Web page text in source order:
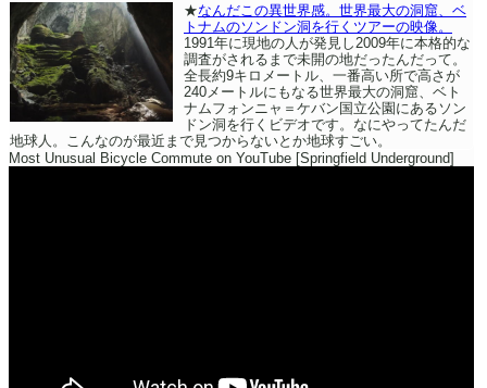
★なんだこの異世界感。世界最大の洞窟、ベ
トナムのソンドン洞を行くツアーの映像。
1991年に現地の人が発見し2009年に本格的な
調査がされるまで未開の地だったんだって。
全長約9キロメートル、一番高い所で高さが
240メートルにもなる世界最大の洞窟、ベト
ナムフォンニャ＝ケバン国立公園にあるソン
ドン洞を行くビデオです。なにやってたんだ
地球人。こんなのが最近まで見つからないとか地球すごい。
Most Unusual Bicycle Commute on YouTube [Springfield Underground]